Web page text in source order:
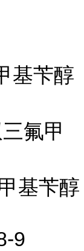
基苄醇
氟甲
基苄醇
9